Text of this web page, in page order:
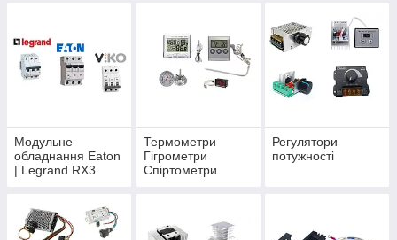
Модульне
обладнання Eaton
| Legrand RX3
Термометри
Гігрометри
Спіртометри
Регулятори
потужності